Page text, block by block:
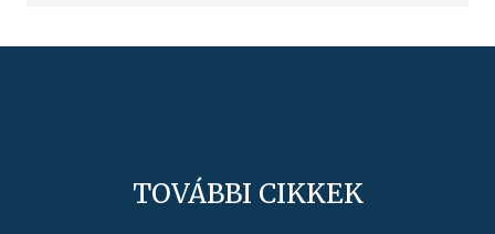
TOVÁBBI CIKKEK